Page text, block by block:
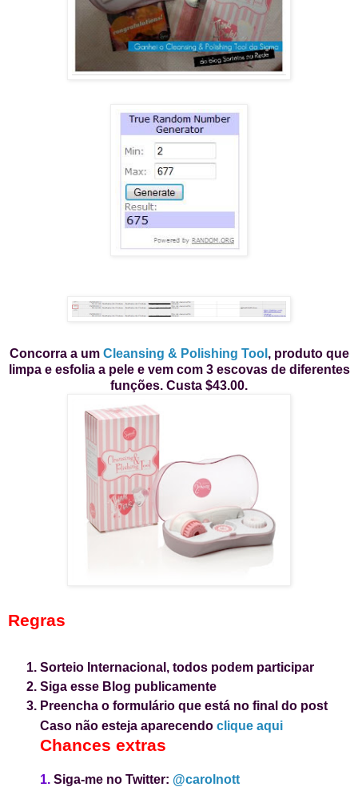
Concorra a um Cleansing & Polishing Tool , produto que
limpa e esfolia a pele e vem com 3 escovas de diferentes
funções. Custa $43.00.
Regras
Sorteio Internacional, todos podem participar
Siga esse Blog publicamente
Preencha o formulário que está no final do post
Caso não esteja aparecendo clique aqui
Chances extras
1. Siga-me no Twitter: @carolnott